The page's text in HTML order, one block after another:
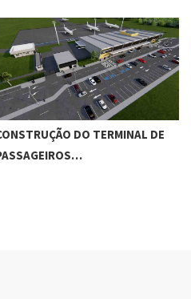
DO TERMINAL DE